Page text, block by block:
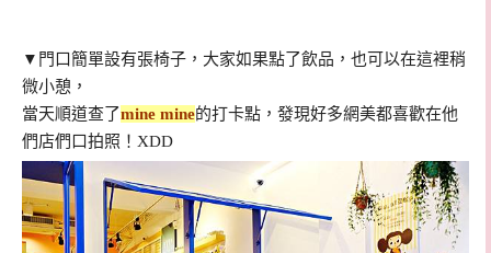
▼門口簡單設有張椅子，大家如果點了飲品，也可以在這裡稍
微小憩，
當天順道查了mine mine的打卡點，發現好多網美都喜歡在他
們店們口拍照！XDD